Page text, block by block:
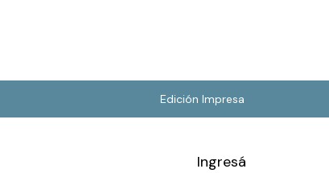
Edición Impresa
Ingresá